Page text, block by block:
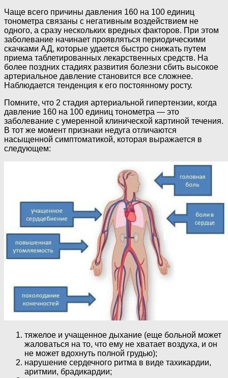
Чаще всего причины давления 160 на 100 единиц
тонометра связаны с негативным воздействием не
одного, а сразу нескольких вредных факторов. При этом
заболевание начинает проявляться периодическими
скачками АД, которые удается быстро снижать путем
приема таблетированных лекарственных средств. На
более поздних стадиях развития болезни сбить высокое
артериальное давление становится все сложнее.
Наблюдается тенденция к его постоянному росту.
Помните, что 2 стадия артериальной гипертензии, когда
давление 160 на 100 единиц тонометра — это
заболевание с умеренной клинической картиной течения.
В тот же момент признаки недуга отличаются
насыщенной симптоматикой, которая выражается в
следующем:
тяжелое и учащенное дыхание (еще больной может
жаловаться на то, что ему не хватает воздуха, и он
не может вдохнуть полной грудью);
нарушение сердечного ритма в виде тахикардии,
аритмии, брадикардии;